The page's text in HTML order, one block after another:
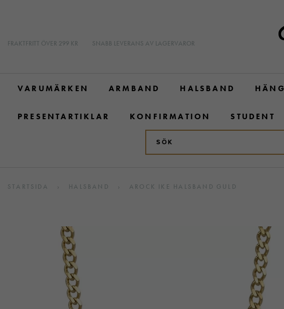
FRAKTFRITT ÖVER 299 KR SNABB LEVERANS AV LAGERVAROR
VARUMÄRKEN ARMBAND HALSBAND
PRESENTARTIKLAR KONFIRMATION STUDENT
STARTSIDA › HALSBAND › AROCK IKE HALSBAND GULD